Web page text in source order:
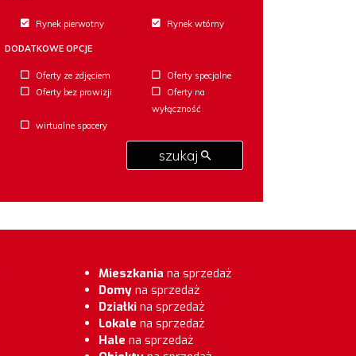
Rynek pierwotny Rynek wtórny
DODATKOWE OPCJE
Oferty ze zdjęciem
Oferty specjalne
Oferty bez prowizji
Oferty na
wyłączność
wirtualne spacery
szukaj
Mieszkania na sprzedaż
Domyna sprzedaż
Działkina sprzedaż
Lokale na sprzedaż
Hale na sprzedaż